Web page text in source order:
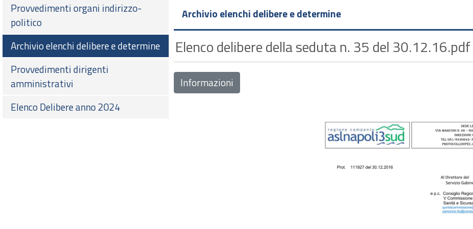
Provvedimenti organi indirizzo-
politico
Archivio elenchi delibere e determine
Provvedimenti dirigenti
amministrativi
Elenco Delibere anno 2024
Archivio elenchi delibere e determine
Elenco delibere della seduta n. 35 del 30.12.16.pdf
Informazioni